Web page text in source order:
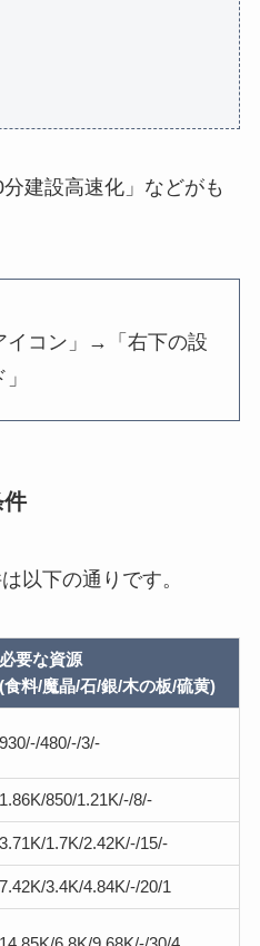
建設高速化」などがも
イコン」→「右下の設
件
以下の通りです。
必要な資源
(食料/魔晶/石/銀/木の板/硫黄)
930/-/480/-/3/-
1.86K/850/1.21K/-/8/-
3.71K/1.7K/2.42K/-/15/-
7.42K/3.4K/4.84K/-/20/1